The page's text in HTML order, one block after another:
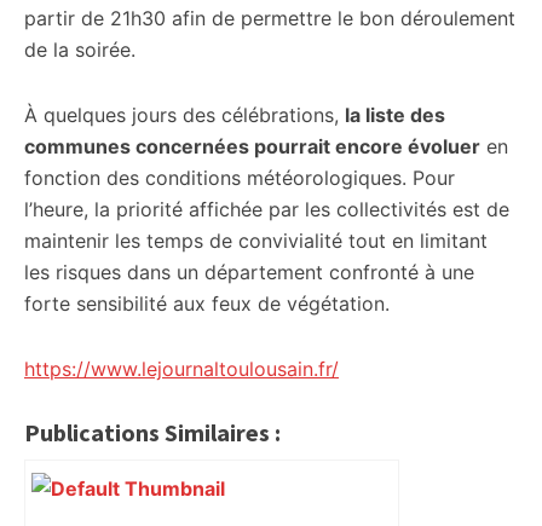
partir de 21h30 afin de permettre le bon déroulement
de la soirée.
À quelques jours des célébrations, la liste des
communes concernées pourrait encore évoluer en
fonction des conditions météorologiques. Pour
l’heure, la priorité affichée par les collectivités est de
maintenir les temps de convivialité tout en limitant
les risques dans un département confronté à une
forte sensibilité aux feux de végétation.
https://www.lejournaltoulousain.fr/
Publications Similaires :